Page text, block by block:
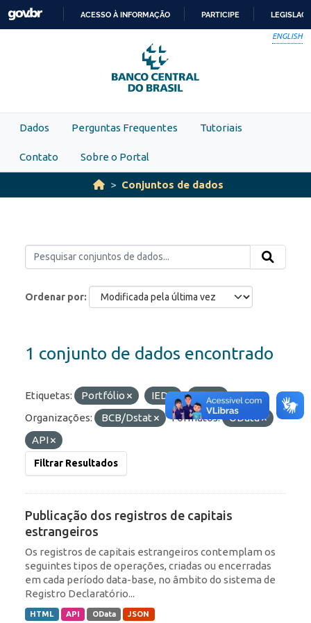
Skip to main content
PARA
O
CONTEÚDO
ACESSO À INFORMAÇÃO PARTICIPE
ENGLISH
Dados Perguntas Frequentes Tutoriais
Contato Sobre o Portal
Conjuntos de dados
Ordenar por
1 conjunto de dados encontrado
Etiquetas: Portfólio IED
ROF
Organizações:
BCB/Dstat Formatos:
OData
API
Filtrar Resultados
Publicação dos registros de capitais
estrangeiros
Os registros de capitais estrangeiros contemplam os
seguintes tipos de operações, criadas ou encerradas
em cada período data-base, no âmbito do sistema de
Registro Declaratório...
HTML API OData JSON